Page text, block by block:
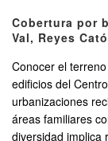
Cobertura por
Val, Reyes
Conocer el
edificios del
urbanizaciones
áreas familiares
diversidad implica